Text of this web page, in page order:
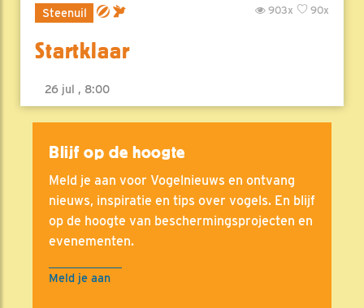
Steenuil 90x
903x
Startklaar
26 jul , 8:00
Blijf op de hoogte
Meld je aan voor Vogelnieuws en ontvang
nieuws, inspiratie en tips over vogels. En blijf
op de hoogte van beschermingsprojecten en
evenementen.
Meld je aan